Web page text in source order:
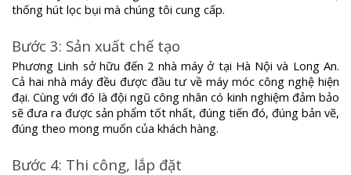
thống hút lọc bụi mà chúng tôi cung cấp.
Bước 3: Sản xuất chế tạo
Phương Linh sở hữu đến 2 nhà máy ở tại Hà Nội và Long An.
Cả hai nhà máy đều được đầu tư về máy móc công nghệ hiện
đại. Cùng với đó là đội ngũ công nhân có kinh nghiệm đảm bảo
sẽ đưa ra được sản phẩm tốt nhất, đúng tiến đó, đúng bản vẽ,
đúng theo mong muốn của khách hàng.
Bước 4: Thi công, lắp đặt